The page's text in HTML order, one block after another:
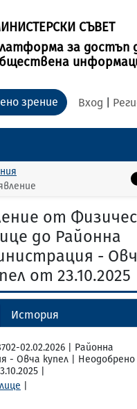
СЪВЕТ
за достъп
Вход
зрение
от
до Районна
-
от 23.10.2025
История
02.02.2026 | Районна
- Овча купел | Неодобрено
|